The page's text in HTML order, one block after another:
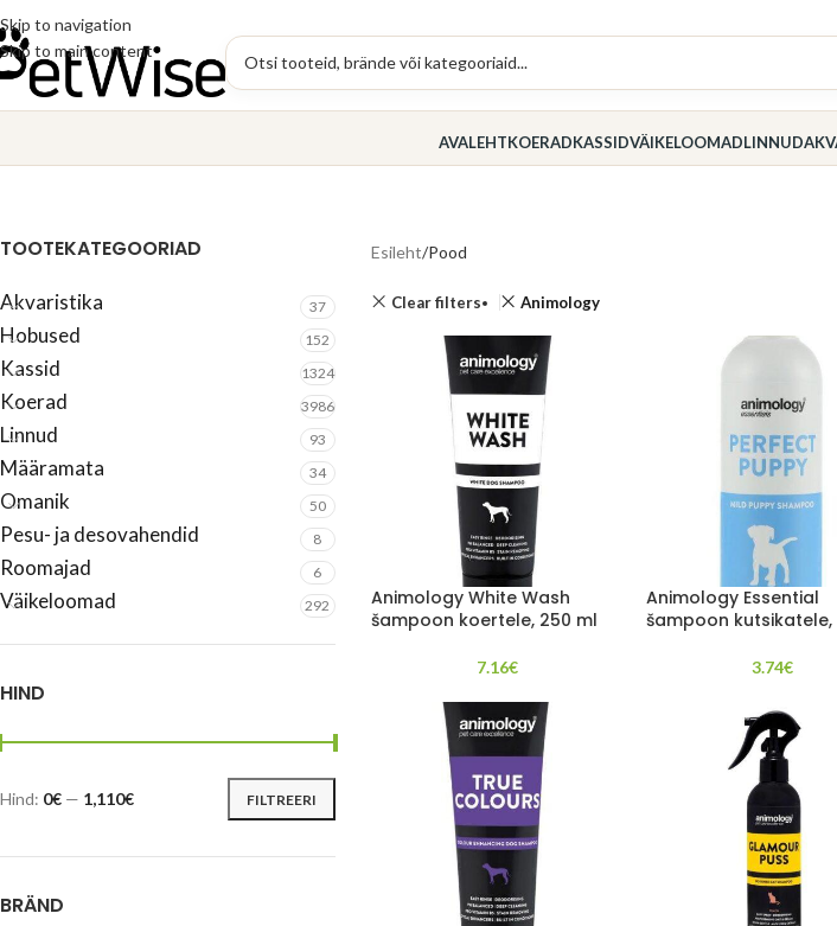
Skip to navigation
Skip to main content
AVALEHTKOERADKASSIDVÄIKELOOMADLINNUD
TOOTEKATEGOORIAD
Akvaristika 37
Hobused 152
Kassid 1324
Koerad 3986
Linnud 93
Määramata 34
Omanik 50
Pesu- ja desovahendid 8
Roomajad 6
Väikeloomad 292
HIND
FILTREERI
Hind: 0€ — 1,110€
BRÄND
Esileht Pood
Clear filters Animology
Animology White Wash
šampoon koertele, 250 ml
7.16€
Animology Essential
šampoon kutsikatele,
3.74€